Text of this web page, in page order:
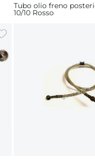
Tubo olio freno
10/10 Rosso